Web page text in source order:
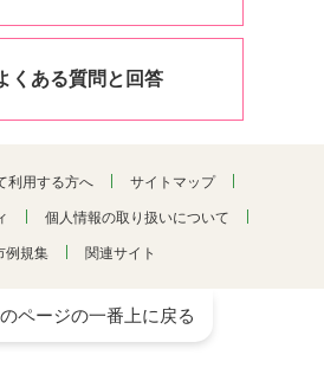
くある質問と回答
利用する方へ サイトマップ
個人情報の取り扱いについて
例規集 関連サイト
ページの一番上に戻る